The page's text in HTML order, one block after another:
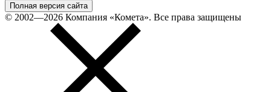
Полная версия сайта
© 2002—2026 Компания «Комета». Все права защищены